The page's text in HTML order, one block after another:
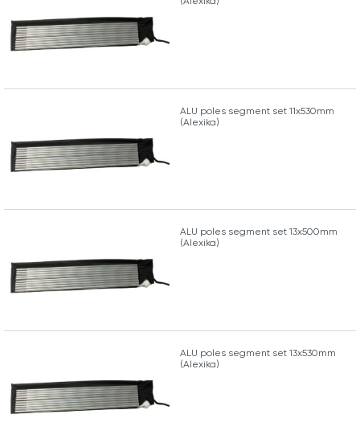
ALU poles segment set 11x530mm
(Alexika)
ALU poles segment set 13x500mm
(Alexika)
ALU poles segment set 13x530mm
(Alexika)